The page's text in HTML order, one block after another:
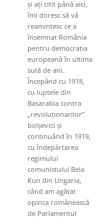
și ați citit până aici,
îmi doresc să vă
reamintesc ce a
însemnat România
pentru democrația
europeană în ultima
sută de ani.
Începând cu 1918,
cu luptele din
Basarabia contra
„revoluționarilor”
bolșevici și
continuând în 1919,
cu îndepărtarea
regimului
comunistului Bela
Kun din Ungaria,
când am agățat
opinca românească
de Parlamentul